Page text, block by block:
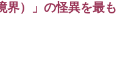
界）」の怪異を最も